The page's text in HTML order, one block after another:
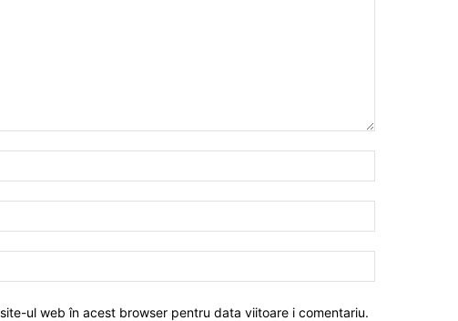
ul web în acest browser pentru data viitoare i comentariu.